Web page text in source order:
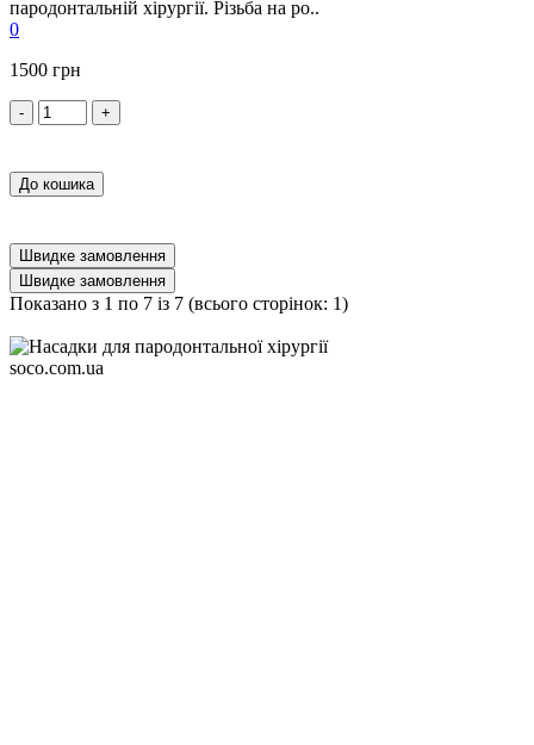
пародонтальній хірургії. Різьба на ро..
0
1500 грн
- +
До кошика
Швидке замовлення
Швидке замовлення
Показано з 1 по 7 із 7 (всього сторінок: 1)
soco.com.ua